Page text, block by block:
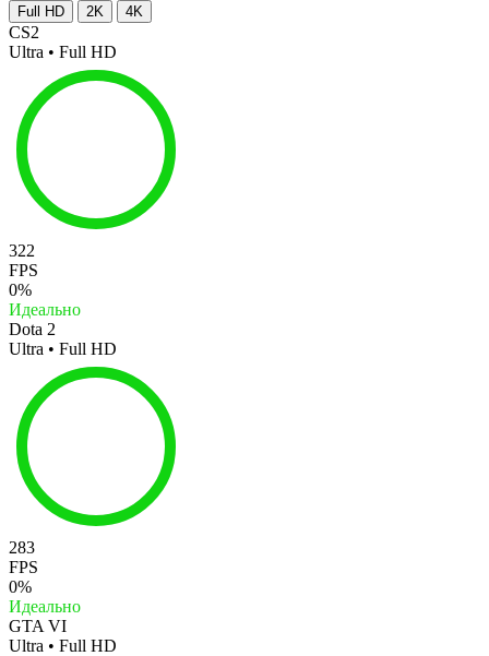
Full HD 2K 4K
CS2
Ultra • Full HD
322
FPS
0%
Идеально
Dota 2
Ultra • Full HD
283
FPS
0%
Идеально
GTA VI
Ultra • Full HD